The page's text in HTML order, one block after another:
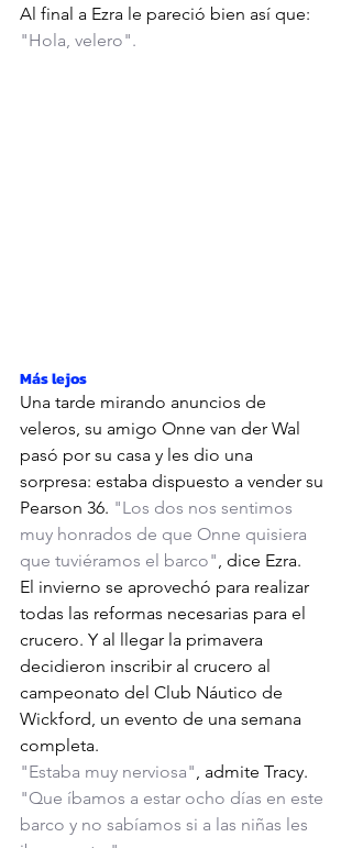
Al final a Ezra le pareció bien así que:
"Hola, velero".
Más lejos
Una tarde mirando anuncios de
veleros, su amigo Onne van der Wal
pasó por su casa y les dio una
sorpresa: estaba dispuesto a vender su
Pearson 36. "Los dos nos sentimos
muy honrados de que Onne quisiera
que tuviéramos el barco", dice Ezra.
El invierno se aprovechó para realizar
todas las reformas necesarias para el
crucero. Y al llegar la primavera
decidieron inscribir al crucero al
campeonato del Club Náutico de
Wickford, un evento de una semana
completa.
"Estaba muy nerviosa", admite Tracy.
"Que íbamos a estar ocho días en este
barco y no sabíamos si a las niñas les